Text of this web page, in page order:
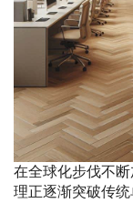
在全球化步伐不
理正逐渐突破传统